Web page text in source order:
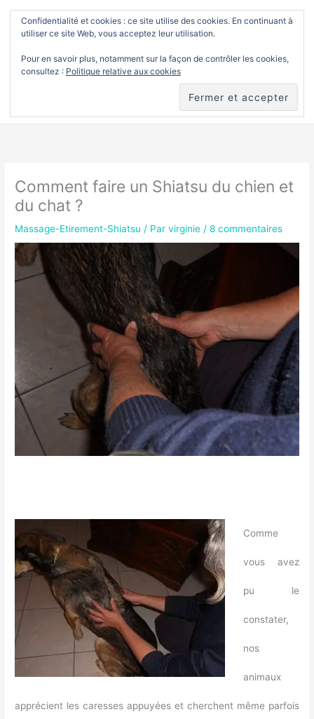
Aller
contenu
Soins et toucher
Différentes approches de toucher
Comment faire un Shiatsu du chien et du chat ?
Comment faire un Shiatsu du chien et
du chat ?
Massage-Etirement-Shiatsu / Parvirginie /8 commentaires
Comme
vous avez
pu le
constater,
nos
animaux
apprécient les caresses appuyées et cherchent même parfois
Confidentialité et cookies : ce site utilise des cookies. En continuant à
utiliser ce site Web, vous acceptez leur utilisation.
Pour en savoir plus, notamment sur la façon de contrôler les cookies,
consultez : Politique relative aux cookies